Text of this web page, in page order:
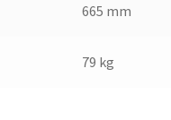
665 mm
79 kg